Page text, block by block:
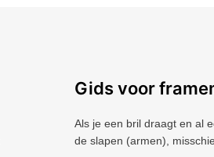
Gids voor
Als je een bril draagt ​​en al
de slapen (armen),